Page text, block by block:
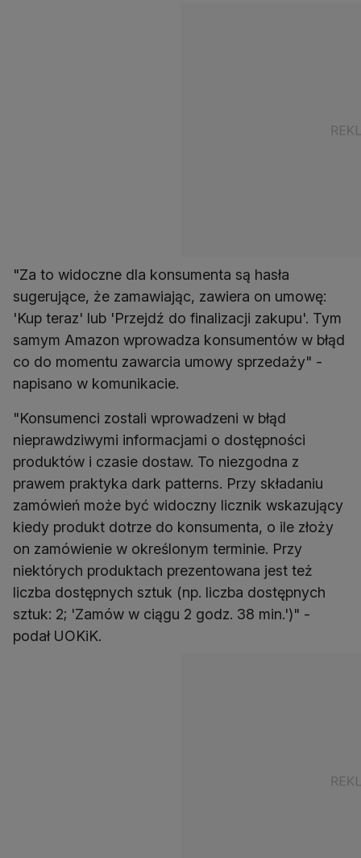
"Za to widoczne dla konsumenta są hasła
sugerujące, że zamawiając, zawiera on umowę:
'Kup teraz' lub 'Przejdź do finalizacji zakupu'. Tym
samym Amazon wprowadza konsumentów w błąd
co do momentu zawarcia umowy sprzedaży" -
napisano w komunikacie.
"Konsumenci zostali wprowadzeni w błąd
nieprawdziwymi informacjami o dostępności
produktów i czasie dostaw. To niezgodna z
prawem praktyka dark patterns. Przy składaniu
zamówień może być widoczny licznik wskazujący
kiedy produkt dotrze do konsumenta, o ile złoży
on zamówienie w określonym terminie. Przy
niektórych produktach prezentowana jest też
liczba dostępnych sztuk (np. liczba dostępnych
sztuk: 2; 'Zamów w ciągu 2 godz. 38 min.')" -
podał UOKiK.